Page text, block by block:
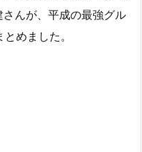
んが、平成の最強グル
めました。